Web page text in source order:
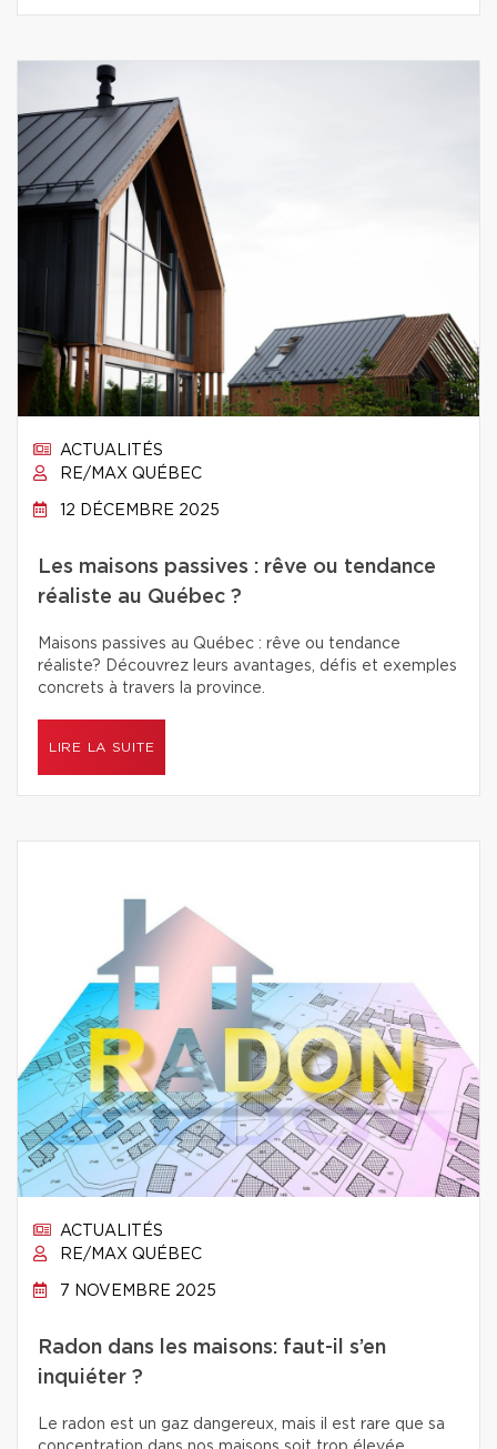
ACTUALITÉS
RE/MAX QUÉBEC
12 DÉCEMBRE 2025
Les maisons passives : rêve ou tendance
réaliste au Québec ?
Maisons passives au Québec : rêve ou tendance
réaliste? Découvrez leurs avantages, défis et exemples
concrets à travers la province.
LIRE LA SUITE
ACTUALITÉS
RE/MAX QUÉBEC
7 NOVEMBRE 2025
Radon dans les maisons: faut-il s’en
inquiéter ?
Le radon est un gaz dangereux, mais il est rare que sa